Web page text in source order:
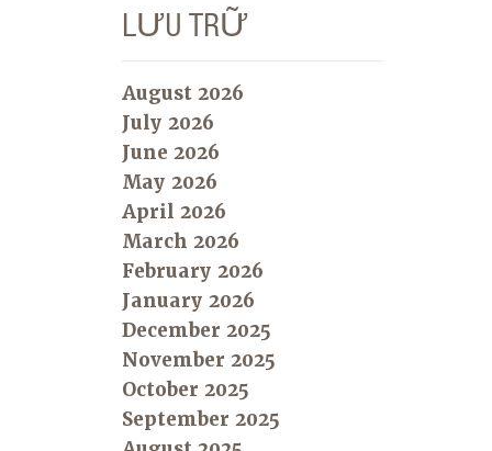
LƯU TRỮ
August 2026
July 2026
June 2026
May 2026
April 2026
March 2026
February 2026
January 2026
December 2025
November 2025
October 2025
September 2025